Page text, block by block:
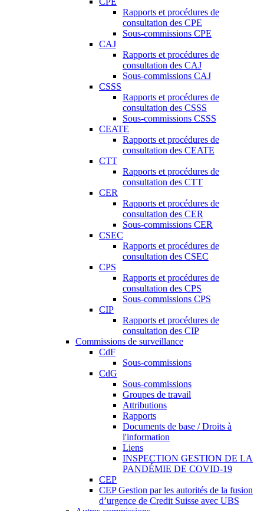
Rapports et procédures de
consultation des CPE
Sous-commissions CPE
CAJ
Rapports et procédures de
consultation des CAJ
Sous-commissions CAJ
CSSS
Rapports et procédures de
consultation des CSSS
Sous-commissions CSSS
CEATE
Rapports et procédures de
consultation des CEATE
CTT
Rapports et procédures de
consultation des CTT
CER
Rapports et procédures de
consultation des CER
Sous-commissions CER
CSEC
Rapports et procédures de
consultation des CSEC
CPS
Rapports et procédures de
consultation des CPS
Sous-commissions CPS
CIP
Rapports et procédures de
consultation des CIP
Commissions de surveillance
CdF
Sous-commissions
CdG
Sous-commissions
Groupes de travail
Attributions
Rapports
Documents de base / Droits à
l'information
Liens
INSPECTION GESTION DE LA
PANDÉMIE DE COVID-19
CEP
CEP Gestion par les autorités de la fusion
d’urgence de Credit Suisse avec UBS